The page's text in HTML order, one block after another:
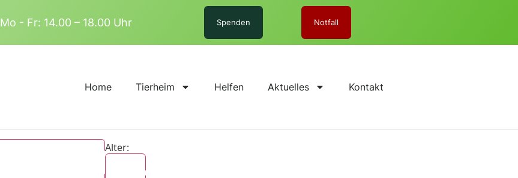
Mo - Fr: 14.00 – 18.00 Uhr Spenden Notfall
Home Tierheim Helfen Aktuelles Kontakt
Alter: